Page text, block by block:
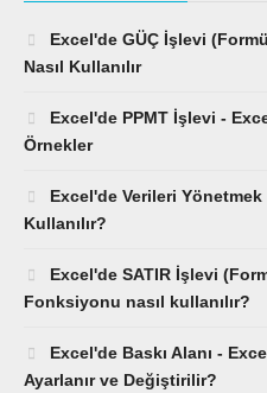
Excel'de GÜÇ İşlevi
Nasıl Kullanılır
Excel'de PPMT İşlevi -
Örnekler
Excel'de Verileri
Kullanılır?
Excel'de SATIR İşlevi
Fonksiyonu nasıl kullanılır?
Excel'de Baskı Alanı -
Ayarlanır ve Değiştirilir?